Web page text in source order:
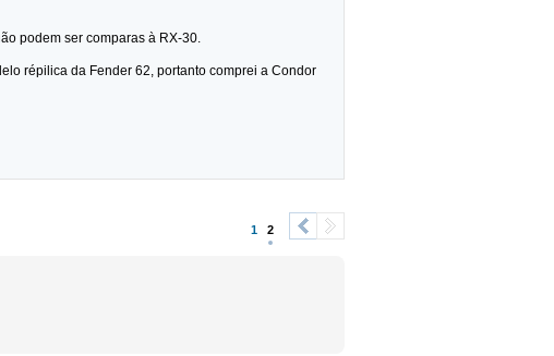
podem ser comparas à RX-30.
répilica da Fender 62, portanto comprei a Condor
1 2